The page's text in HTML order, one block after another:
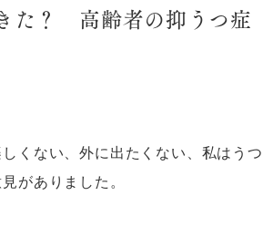
た？ 高齢者の抑うつ症
くない、外に出たくない、私はうつ
がありました。